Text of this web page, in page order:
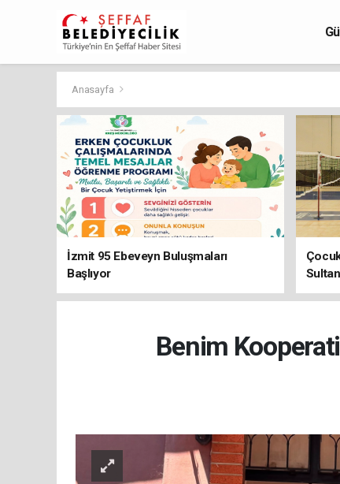
Anasayfa
İzmit 95 Ebeveyn Buluşmaları
Başlıyor
Benim